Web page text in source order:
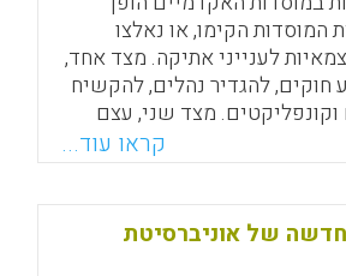
המוסדות הקימו, או נאלצו
לענייני אתיקה. מצד אחד,
חוקים, להגדיר נהלים, להקשיח
מצד שני, עצם
המוסד לחוש שהנטל האתי
קרובות חברי הוועדה אינם
בהיבטים האתיים-משפטיים
קראו עוד...
של אוניברסיטת